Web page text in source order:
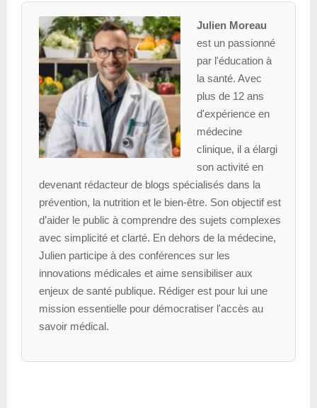
Julien Moreau
est un passionné
par l'éducation à
la santé. Avec
plus de 12 ans
d'expérience en
médecine
clinique, il a élargi
son activité en
devenant rédacteur de blogs spécialisés dans la
prévention, la nutrition et le bien-être. Son objectif est
d’aider le public à comprendre des sujets complexes
avec simplicité et clarté. En dehors de la médecine,
Julien participe à des conférences sur les
innovations médicales et aime sensibiliser aux
enjeux de santé publique. Rédiger est pour lui une
mission essentielle pour démocratiser l'accès au
savoir médical.